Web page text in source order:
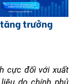
trưởng
cực đối với xuất